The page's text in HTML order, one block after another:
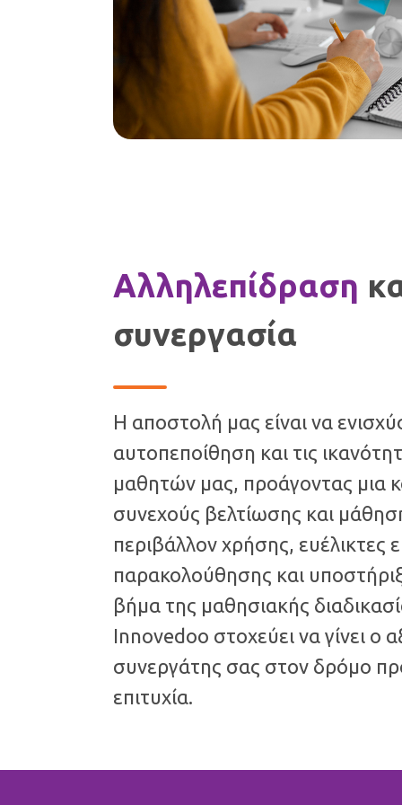
Αλληλεπίδραση
συνεργασία
Η αποστολή μας είναι να
αυτοπεποίθηση και τις
μαθητών μας, προάγοντας μια
συνεχούς βελτίωσης και
περιβάλλον χρήσης, ευέλικτες
παρακολούθησης και
βήμα της μαθησιακής
Innovedoo στοχεύει να γίνει ο
συνεργάτης σας στον δρόμο
επιτυχία.